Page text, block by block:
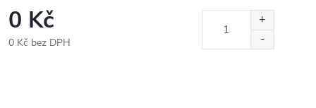
0 Kč
0 Kč bez DPH